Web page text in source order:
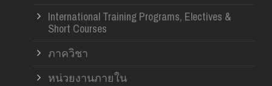
International Training Programs, Electives &
Short Courses
ภาควิชา
หน่วยงานภายใน